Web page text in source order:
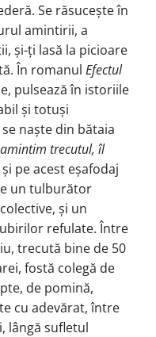
Se răsucește în
amintirii, a
și-ți lasă la picioare
În romanul Efectul
pulsează în istoriile
și totuși
naște din bătaia
trecutul, îl
pe acest eșafodaj
un tulburător
și un
refulate. Între
trecută bine de 50
fostă colegă de
de pomină,
cu adevărat, între
lângă sufletul